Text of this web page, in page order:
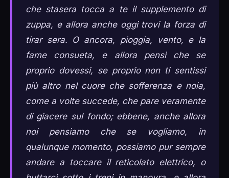
che stasera tocca a te il supplemento di
zuppa, e allora anche oggi trovi la forza di
tirar sera. O ancora, pioggia, vento, e la
fame consueta, e allora pensi che se
proprio dovessi, se proprio non ti sentissi
più altro nel cuore che sofferenza e noia,
come a volte succede, che pare veramente
di giacere sul fondo; ebbene, anche allora
noi pensiamo che se vogliamo, in
qualunque momento, possiamo pur sempre
andare a toccare il reticolato elettrico, o